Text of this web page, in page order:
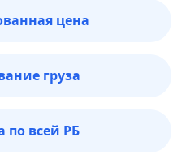
цена
груза
по всей РБ